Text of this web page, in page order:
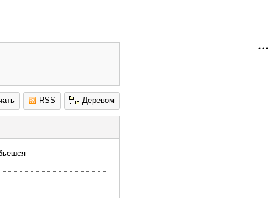
RSS Деревом